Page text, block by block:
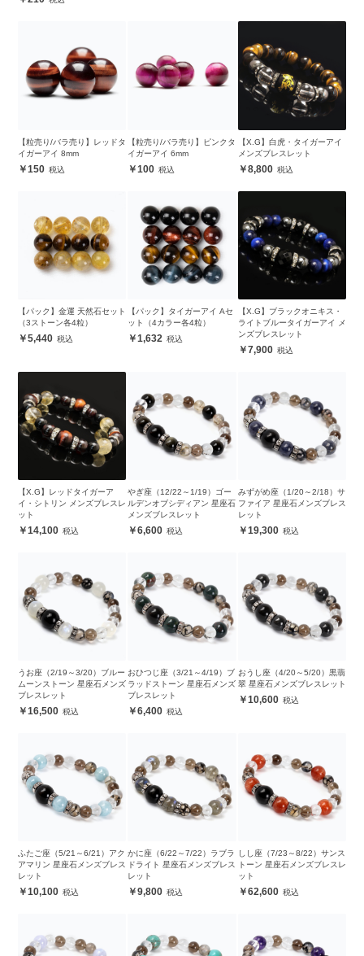
【粒売り/バラ売り】レッドタ
イガーアイ 8mm
150
【粒売り/バラ売り】ピンクタ
イガーアイ 6mm
100
【X.G】白虎・タイガーアイ
メンズブレスレット
8,800
【パック】金運 天然石セット
（3ストーン各4粒）
5,440
【パック】タイガーアイ Aセ
ット（4カラー各4粒）
1,632
【X.G】ブラックオニキス・
ライトブルータイガーアイ メ
ンズブレスレット
7,900
【X.G】レッドタイガーア
イ・シトリン メンズブレスレ
ット
14,100
やぎ座（12/22～1/19）ゴー
ルデンオブシディアン 星座石
メンズブレスレット
6,600
みずがめ座（1/20～2/18）サ
ファイア 星座石メンズブレス
レット
19,300
うお座（2/19～3/20）ブルー
ムーンストーン 星座石メンズ
ブレスレット
16,500
おひつじ座（3/21～4/19）ブ
ラッドストーン 星座石メンズ
ブレスレット
6,400
おうし座（4/20～5/20）黒翡
翠 星座石メンズブレスレット
10,600
ふたご座（5/21～6/21）アク
アマリン 星座石メンズブレス
レット
10,100
かに座（6/22～7/22）ラブラ
ドライト 星座石メンズブレス
レット
9,800
しし座（7/23～8/22）サンス
トーン 星座石メンズブレスレ
ット
62,600